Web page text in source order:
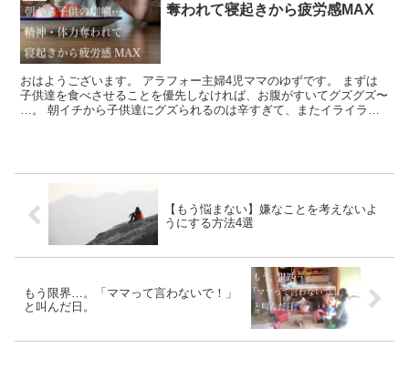
奪われて寝起きから疲労感MAX
おはようございます。 アラフォー主婦4児ママのゆずです。 まずは
子供達を食べさせることを優先しなければ、お腹がすいてグズグズ〜
…。 朝イチから子供達にグズられるのは辛すぎて、またイライラが
【もう悩まない】嫌なことを考えないよ
うにする方法4選
もう限界…。「ママって言わないで！」
と叫んだ日。